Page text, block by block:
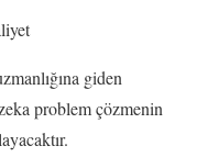
giden
problem çözmenin